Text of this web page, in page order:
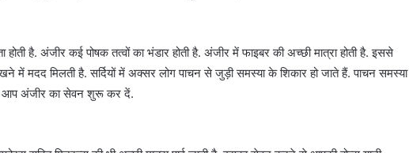
है. अंजीर कई पोषक तत्वों का भंडार होती है. अंजीर में फाइबर की अच्छी मात्रा होती है. इससे
में मदद मिलती है. सर्दियों में अक्सर लोग पाचन से जुड़ी समस्या के शिकार हो जाते हैं. पाचन समस्या
आप अंजीर का सेवन शुरू कर दें.